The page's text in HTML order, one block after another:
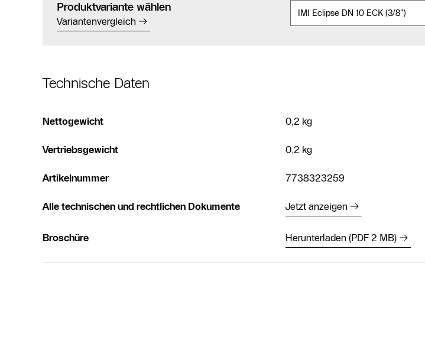
Produktvariante wählen
Variantenvergleich
Technische Daten
Nettogewicht 0,2 kg
Vertriebsgewicht 0,2 kg
Artikelnummer 7738323259
Alle technischen und rechtlichen Dokumente Jetzt anzeigen
Broschüre Herunterladen (PDF 2 MB)Angebot